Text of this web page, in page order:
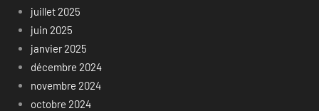
juillet 2025
juin 2025
janvier 2025
décembre 2024
novembre 2024
octobre 2024